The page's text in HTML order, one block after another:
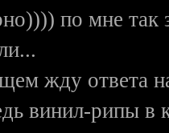
по мне так
жду ответа
винил-рипы в